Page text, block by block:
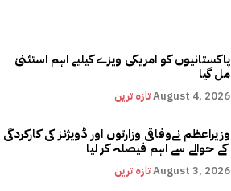
پاکستانیوں کو امریکی ویزے کیلیے اہم استثنیٰ
مل گیا
تازہ ترینAugust 4, 2026
وزیراعظم نےوفاقی وزارتوں اور ڈویژنز کی کارکردگی
کے حوالے سے اہم فیصلہ کر لیا
تازہ ترینAugust 3, 2026